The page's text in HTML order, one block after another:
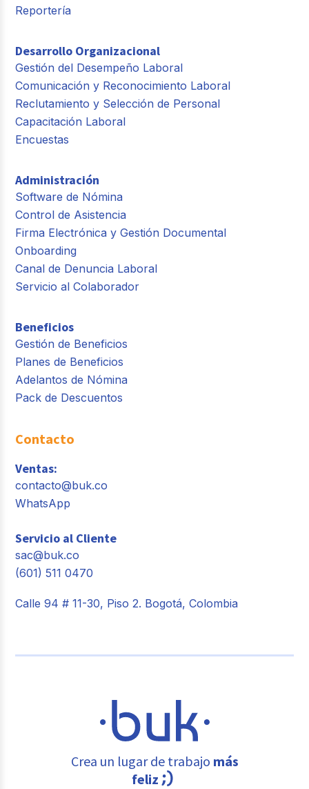
Reportería
Desarrollo Organizacional
Gestión del Desempeño Laboral
Comunicación y Reconocimiento Laboral
Reclutamiento y Selección de Personal
Capacitación Laboral
Encuestas
Administración
Software de Nómina
Control de Asistencia
Firma Electrónica y Gestión Documental
Onboarding
Canal de Denuncia Laboral
Servicio al Colaborador
Beneficios
Gestión de Beneficios
Planes de Beneficios
Adelantos de Nómina
Pack de Descuentos
Contacto
Ventas:
contacto@buk.co
WhatsApp
Servicio al Cliente
sac@buk.co
(601) 511 0470
Calle 94 # 11-30, Piso 2. Bogotá, Colombia
Crea un lugar de trabajo más
feliz